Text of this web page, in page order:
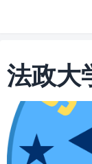
法政大